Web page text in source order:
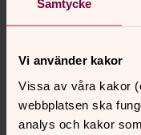
Samtycke
Vi använder kakor
Vissa av våra kakor
webbplatsen ska
analys och kakor
minior och
kunna arrangera
Vad längtar du efter
Jag hoppas att
blir ett år fyllt med
till exempel Svenska